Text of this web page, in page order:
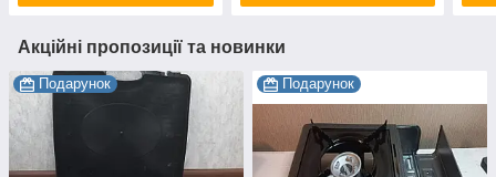
Акційні пропозиції та новинки
Подарунок Подарунок